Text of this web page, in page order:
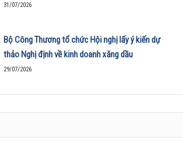
31/07/2026
Bộ Công Thương tổ chức Hội nghị lấy ý kiến dự
thảo Nghị định về kinh doanh xăng dầu
29/07/2026